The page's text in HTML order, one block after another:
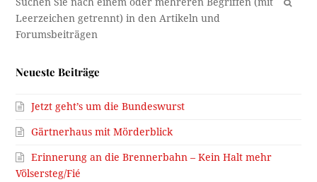
OK
Neueste Beiträge
Jetzt geht’s um die Bundeswurst
Gärtnerhaus mit Mörderblick
Erinnerung an die Brennerbahn – Kein Halt mehr
Völsersteg/Fié